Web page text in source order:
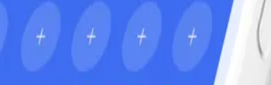
än så länge är en outvecklad livsmedelsprodukt, därför kräver
är inte så söt som andra växtbaserade drycker. Ärtdryck är likt